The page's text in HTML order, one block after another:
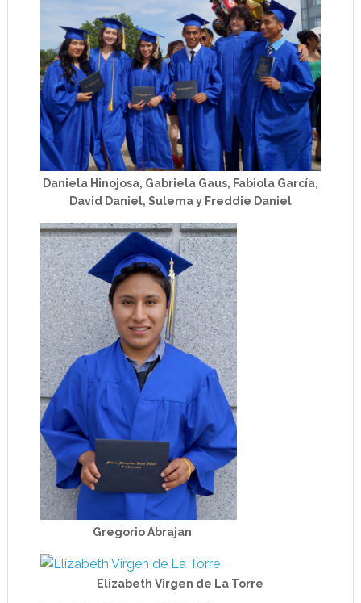
Daniela Hinojosa, Gabriela Gaus, Fabiola García,
David Daniel, Sulema y Freddie Daniel
Gregorio Abrajan
Elizabeth Virgen de La Torre